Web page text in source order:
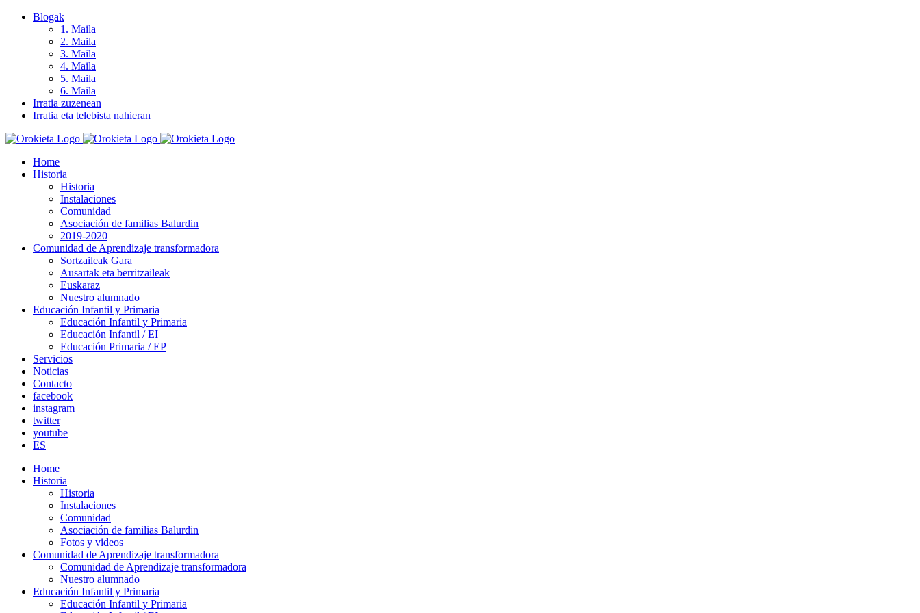
Skip
Blogak
1. Maila
2. Maila
3. Maila
4. Maila
5. Maila
6. Maila
Irratia zuzenean
Irratia eta telebista nahieran
Home
Historia
Historia
Instalaciones
Comunidad
Asociación de familias Balurdin
2019-2020
Comunidad de Aprendizaje transformadora
Sortzaileak Gara
Ausartak eta berritzaileak
Euskaraz
Nuestro alumnado
Educación Infantil y Primaria
Educación Infantil y Primaria
Educación Infantil / EI
Educación Primaria / EP
Servicios
Noticias
Contacto
facebook
instagram
twitter
youtube
ES
Home
Historia
Historia
Instalaciones
Comunidad
Asociación de familias Balurdin
Fotos y videos
Comunidad de Aprendizaje transformadora
Comunidad de Aprendizaje transformadora
Nuestro alumnado
Educación Infantil y Primaria
Educación Infantil y Primaria